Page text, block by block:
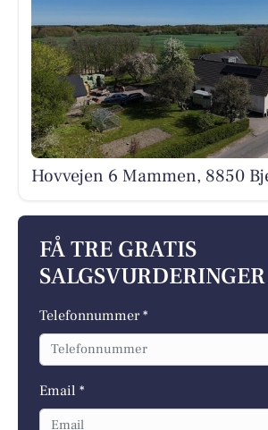
Hovvejen 6 Mammen, 8850
FÅ TRE GRATIS
SALGSVURDERINGER
Telefonnummer *
Email *